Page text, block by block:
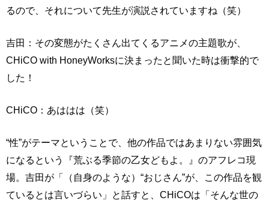
るので、それについて先生が演説されていますね（笑）
吉田：その変態がたくさん出てくるアニメの主題歌が、
CHiCO with HoneyWorksに決まったと聞いた時は衝撃的で
した！
CHiCO：あははは（笑）
“性”がテーマということで、他の作品ではあまりない雰囲気
になるという『荒ぶる季節の乙女どもよ。』のアフレコ現
場。吉田が「（自身のような）“おじさん”が、この作品を観
ているとは言いづらい」と話すと、CHiCOは「そんな世の